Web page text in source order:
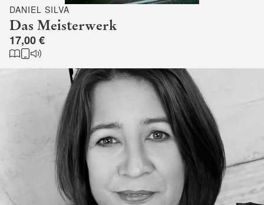
DANIEL SILVA
Das Meisterwerk
17,00 €